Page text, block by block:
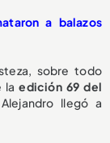
a balazos
sobre todo
laedición 69 del
llegó a